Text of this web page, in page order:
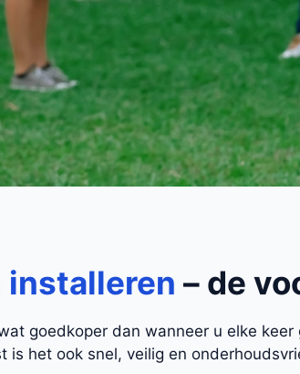
installeren – de
goedkoper dan wanneer u elke
het ook snel, veilig en